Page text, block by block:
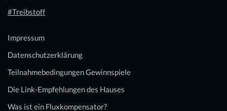
#Treibstoff
Impressum
Datenschutzerklärung
Teilnahmebedingungen Gewinnspiele
Die Link-Empfehlungen des Hauses
Was ist ein Fluxkompensator?